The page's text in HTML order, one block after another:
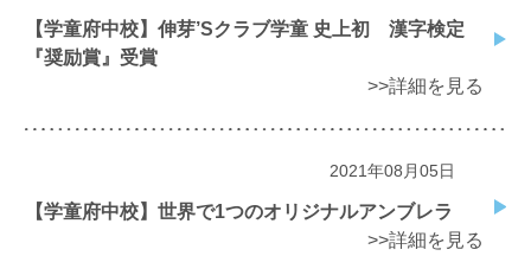
【学童府中校】伸芽’Sクラブ学童 史上初 漢字検定
『奨励賞』受賞
>>詳細を見る
2021年08月05日
【学童府中校】世界で1つのオリジナルアンブレラ
>>詳細を見る